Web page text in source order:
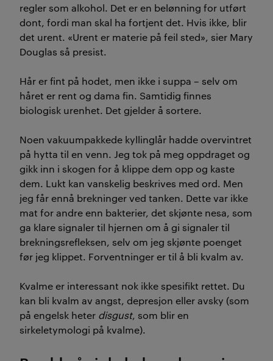
regler som alkohol. Det er en belønning for utført
dont, fordi man skal ha fortjent det. Hvis ikke, blir
det urent. «Urent er materie på feil sted», sier Mary
Douglas så presist.
Hår er fint på hodet, men ikke i suppa – selv om
håret er rent og dama fin. Samtidig finnes
biologisk urenhet. Det gjelder å sortere.
Noen vakuumpakkede kyllinglår hadde overvintret
på hytta til en venn. Jeg tok på meg oppdraget og
gikk inn i skogen for å klippe dem opp og kaste
dem. Lukt kan vanskelig beskrives med ord. Men
jeg får ennå brekninger ved tanken. Dette var ikke
mat for andre enn bakterier, det skjønte nesa, som
ga klare signaler til hjernen om å gi signaler til
brekningsrefleksen, selv om jeg skjønte poenget
før jeg klippet. Forventninger er til å bli kvalm av.
Kvalme er interessant nok ikke spesifikt rettet. Du
kan bli kvalm av angst, depresjon eller avsky (som
på engelsk heter disgust, som blir en
sirkeletymologi på kvalme).